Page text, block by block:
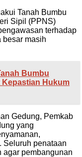
Tanah Bumbu
Sipil (PPNS)
terhadap
besar masih
Bumbu
Kepastian Hukum
Gedung, Pemkab
yang
Seluruh penataan
agar pembangunan